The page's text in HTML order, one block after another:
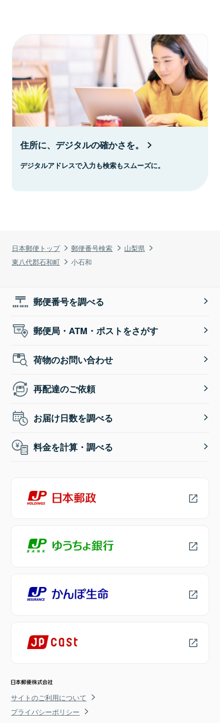
日本郵便トップ 郵便番号検索
山梨県
東八代郡石和町
小石和
住所に、デジタルの確かさを。
デジタルアドレスで入力も検索もスムーズに。
郵便番号を調べる
郵便局・ATM・ポストをさがす
荷物のお問い合わせ
再配達のご依頼
お届け日数を調べる
料金を計算・調べる
サイトのご利用について
プライバシーポリシー